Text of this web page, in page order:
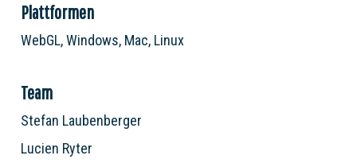
Plattformen
WebGL, Windows, Mac, Linux
Team
Stefan Laubenberger
Lucien Ryter